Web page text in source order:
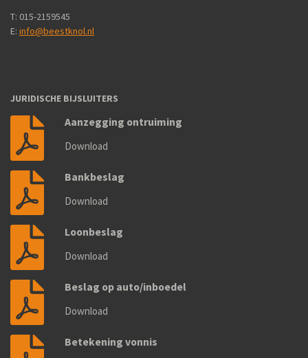
T: 015-2159545
E: info@beestknol.nl
JURIDISCHE BIJSLUITERS
Aanzegging ontruiming
Download
Bankbeslag
Download
Loonbeslag
Download
Beslag op auto/inboedel
Download
Betekening vonnis